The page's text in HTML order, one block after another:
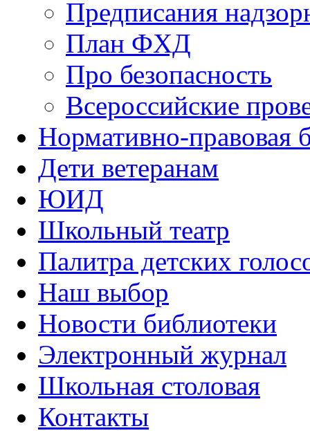
Предписания
План ФХД
Про безопасность
Всероссийские
Нормативно-правовая
Дети ветеранам
ЮИД
Школьный театр
Палитра детских
Наш выбор
Новости библиотеки
Электронный журнал
Школьная столовая
Контакты